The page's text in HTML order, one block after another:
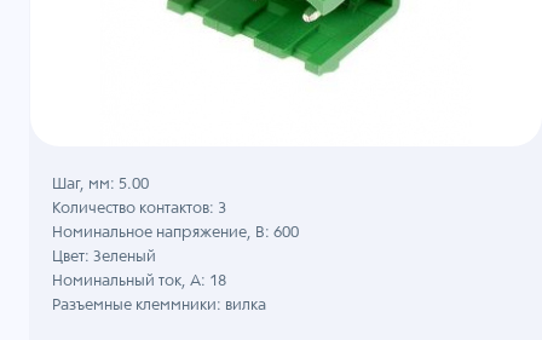
Шаг, мм: 5.00
Количество контактов: 3
Номинальное напряжение, B: 600
Цвет: Зеленый
Номинальный ток, А: 18
Разъемные клеммники: вилка